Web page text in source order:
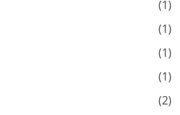
(1)
(1)
(1)
(1)
(2)